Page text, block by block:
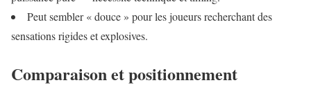
Peut sembler « douce » pour les joueurs recherchant des
sensations rigides et explosives.
Comparaison et positionnement